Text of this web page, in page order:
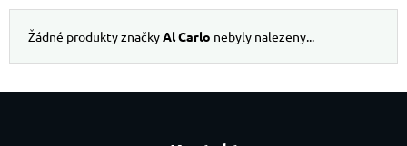
Žádné produkty značkyAl Carlo nebyly nalezeny...